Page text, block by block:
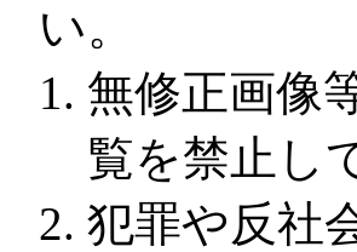
い。
無修正画像
覧を禁止し
犯罪や反社